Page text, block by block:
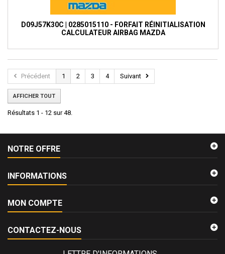
D09J57K30C | 0285015110 - FORFAIT RÉINITIALISATION
CALCULATEUR AIRBAG MAZDA
Précédent 1 2 3 4 Suivant
AFFICHER TOUT
Résultats 1 - 12 sur 48.
NOTRE OFFRE
INFORMATIONS
MON COMPTE
CONTACTEZ-NOUS